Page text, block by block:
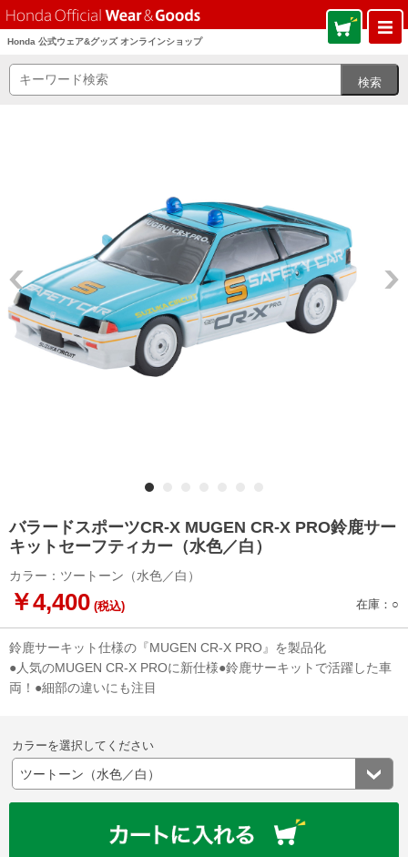
Honda 公式ウェア&グッズ オンラインショップ
バラードスポーツCR-X MUGEN CR-X PRO鈴鹿サー
キットセーフティカー（水色／白）
カラー：ツートーン（水色／白）
￥4,400 (税込) 在庫：○
鈴鹿サーキット仕様の『MUGEN CR-X PRO』を製品化
●人気のMUGEN CR-X PROに新仕様●鈴鹿サーキットで活躍した車
両！●細部の違いにも注目
カラーを選択してください